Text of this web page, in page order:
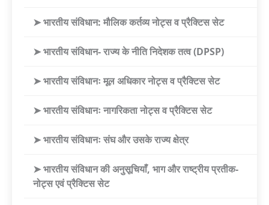
➤ भारतीय संविधान: मौलिक कर्तव्य नोट्स व प्रैक्टिस सेट
➤ भारतीय संविधान- राज्य के नीति निदेशक तत्व (DPSP)
➤ भारतीय संविधानः मूल अधिकार नोट्स व प्रैक्टिस सेट
➤ भारतीय संविधानः नागरिकता नोट्स व प्रैक्टिस सेट
➤ भारतीय संविधानः संघ और उसके राज्य क्षेत्र
➤ भारतीय संविधान की अनुसूचियाँ, भाग और राष्ट्रीय प्रतीक-
नोट्स एवं प्रैक्टिस सेट